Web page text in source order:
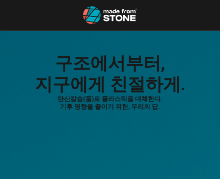
구조에서부터,
지구에게 친절하게.
탄산칼슘(돌)로 플라스틱을 대체한다.
기후 영향을 줄이기 위한, 우리의 답.